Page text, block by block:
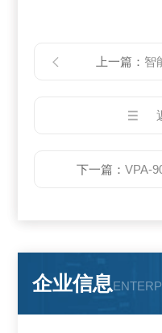
上一篇： 智
下一篇： VPA-
企业信息